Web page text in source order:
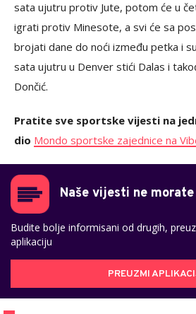
sata ujutru protiv Jute, potom će u
igrati protiv Minesote, a svi će sa
brojati dane do noći između petka i
sata ujutru u Denver stići Dalas i
Dončić.
Pratite sve sportske vijesti na
dio Mondo sportske zajednice na
Naše vijesti ne
Budite bolje informisani od drugih,
aplikaciju
PREUZMI